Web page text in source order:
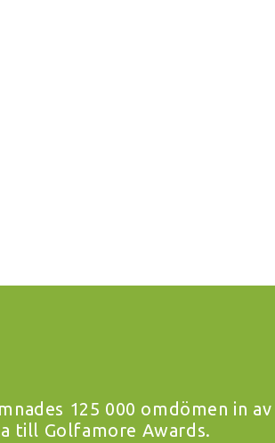
125 000 omdömen in
till Golfamore Awards.